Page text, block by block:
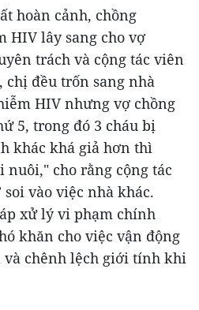
hoàn cảnh, chồng
HIV lây sang cho vợ
trách và cộng tác viên
chị đều trốn sang nhà
HIV nhưng vợ chồng
5, trong đó 3 cháu bị
khác khá giả hơn thì
cho rằng cộng tác
vào việc nhà khác.
xử lý vi phạm chính
khăn cho việc vận động
và chênh lệch giới tính khi